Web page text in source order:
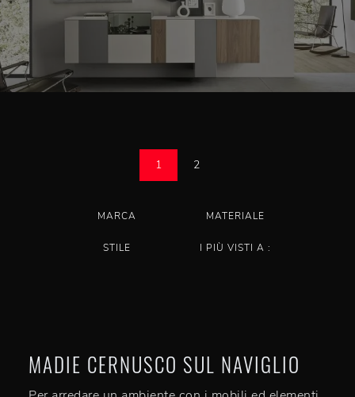
1 2
MARCA MATERIALE
STILE I PIÙ VISTI A :
MADIE CERNUSCO SUL NAVIGLIO